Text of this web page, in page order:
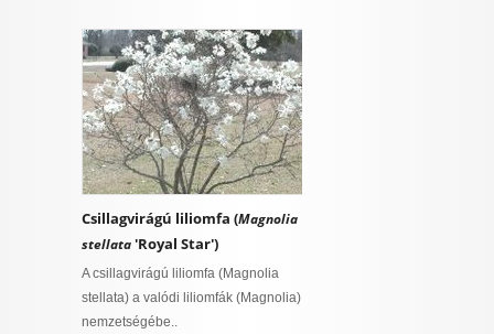
Csillagvirágú liliomfa (Magnolia
stellata'Royal Star')
A csillagvirágú liliomfa (Magnolia
stellata) a valódi liliomfák (Magnolia)
nemzetségébe..